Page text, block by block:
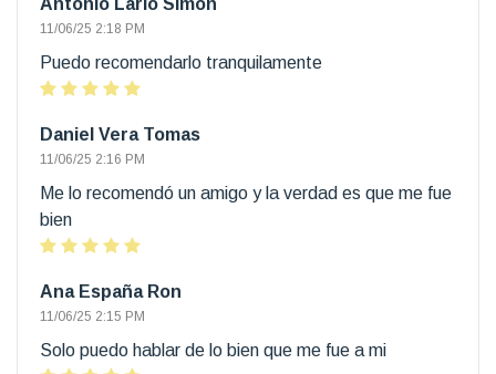
Antonio Lario Simon
11/06/25 2:18 PM
Puedo recomendarlo tranquilamente
Daniel Vera Tomas
11/06/25 2:16 PM
Me lo recomendó un amigo y la verdad es que me fue
bien
Ana España Ron
11/06/25 2:15 PM
Solo puedo hablar de lo bien que me fue a mi